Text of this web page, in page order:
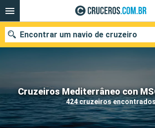
Cruzeiros Mediterrâneo con
424 cruzeiros
Encontrar um navio de cruzeiro
Quando ir?
Data de partida